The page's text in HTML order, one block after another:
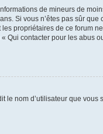
de mineurs de
Si vous n’êtes pas sûr que
propriétaires de ce forum
Qui contacter pour les abus
le nom d’utilisateur que vous